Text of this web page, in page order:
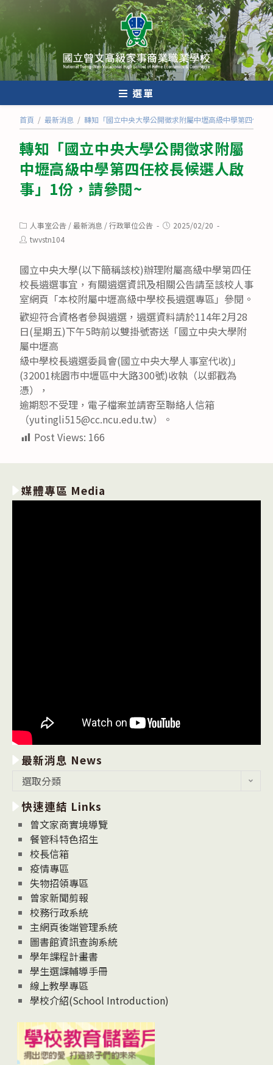
轉
至
主
要
內
選單
首頁 / 最新消息 / 轉知「國立中央大學公開徵求附屬中壢高級中學第四任校
轉知「國立中央大學公開徵求附屬
中壢高級中學第四任校長候選人啟
事」1份，請參閱~
Post
category:
人事室公告 /最新消息 /行政單位公告
Post2025/02/20
Posttwvstn104
國立中央大學(以下簡稱該校)辦理附屬高級中學第四任
校長遴選事宜，有關遴選資訊及相關公告請至該校人事
室網頁「本校附屬中壢高級中學校長遴選專區」參閱。
歡迎符合資格者參與遴選，遴選資料請於114年2月28
日(星期五)下午5時前以雙掛號寄送「國立中央大學附
屬中壢高
級中學校長遴選委員會(國立中央大學人事室代收)」
(32001桃園市中壢區中大路300號)收執（以郵戳為
憑），
逾期恕不受理，電子檔案並請寄至聯絡人信箱
（yutingli515@cc.ncu.edu.tw）。
Post Views: 166
媒體專區 Media
最新消息 News
消
息
News
選取分類
快速連結 Links
曾文家商實境導覽
餐管科特色招生
校長信箱
疫情專區
失物招領專區
曾家新聞剪報
校務行政系統
主網頁後端管理系統
圖書館資訊查詢系統
學年課程計畫書
學生選課輔導手冊
線上教學專區
學校介紹(School Introduction)